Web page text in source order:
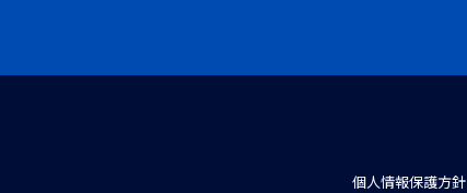
個人情報保護方針